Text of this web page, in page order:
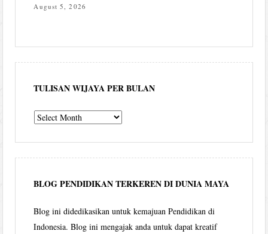
August 5, 2026
TULISAN WIJAYA PER BULAN
Tulisan
per
bulan
BLOG PENDIDIKAN TERKEREN DI DUNIA MAYA
Blog ini didedikasikan untuk kemajuan Pendidikan di
Indonesia. Blog ini mengajak anda untuk dapat kreatif